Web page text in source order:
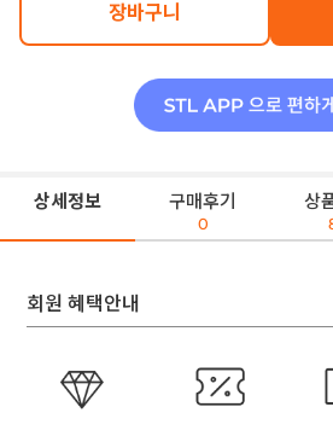
장바구니
상세정보 구매후기
0
상
회원 혜택안내